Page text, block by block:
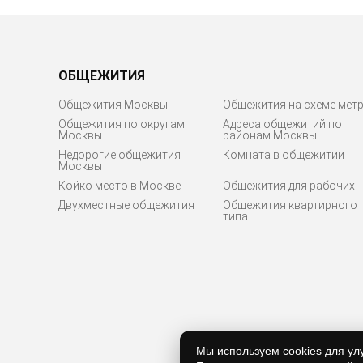
ОБЩЕЖИТИЯ
Общежития Москвы
Общежития на схеме
Общежития по округам
Москвы
Адреса общежитий по
районам Москвы
Недорогие общежития
Москвы
Комната в общежитии
Койко место в Москве
Общежития для рабочих
Двухместные общежития
Общежития квартирного
типа
Мы используем cookies для